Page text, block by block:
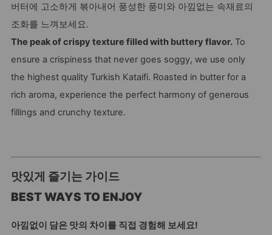
버터에 고소하게 볶아내어 풍성한 풍미와 아낌없는 속재료의
조화를 느껴보세요.
The peak of crispy texture filled with buttery flavor. To
ensure a crispiness that never goes soggy, we use only
the highest quality Turkish Kataifi. Roasted in butter for a
rich aroma, experience the perfect harmony of generous
fillings and crunchy texture.
맛있게 즐기는 가이드
BEST WAYS TO ENJOY
아낌없이 담은 맛의 차이를 직접 경험해 보세요!